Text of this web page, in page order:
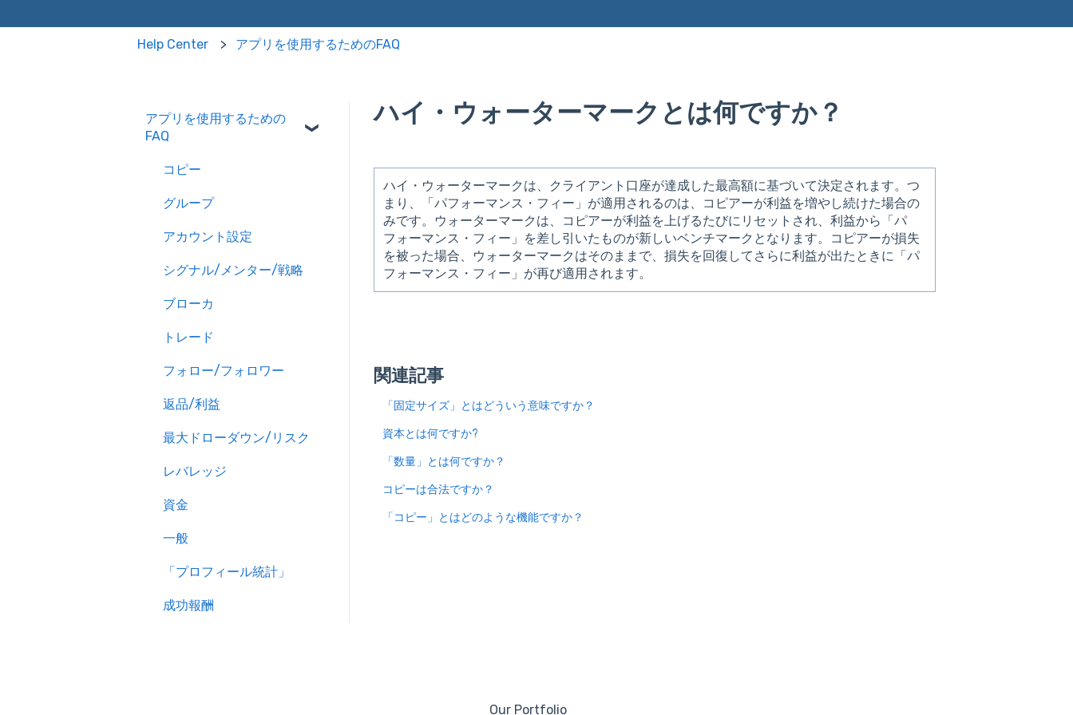
Help Center アプリを使用するためのFAQ
ハイ・ウォーターマークとは何ですか？
ハイ・ウォーターマークは、クライアント口座が達成した最高額に基づいて決定されます。つ
まり、「パフォーマンス・フィー」が適用されるのは、コピアーが利益を増やし続けた場合の
みです。ウォーターマークは、コピアーが利益を上げるたびにリセットされ、利益から「パ
フォーマンス・フィー」を差し引いたものが新しいベンチマークとなります。コピアーが損失
を被った場合、ウォーターマークはそのままで、損失を回復してさらに利益が出たときに「パ
フォーマンス・フィー」が再び適用されます。
関連記事
「固定サイズ」とはどういう意味ですか？
資本とは何ですか?
「数量」とは何ですか？
コピーは合法ですか？
「コピー」とはどのような機能ですか？
アプリを使用するための
FAQ
コピー
グループ
アカウント設定
シグナル/メンター/戦略
ブローカ
トレード
フォロー/フォロワー
返品/利益
最大ドローダウン/リスク
レバレッジ
資金
一般
「プロフィール統計」
成功報酬
Our Portfolio